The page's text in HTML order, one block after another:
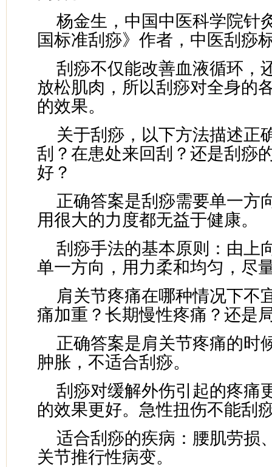
杨金生，中国中医科学院针
国标准刮痧》作者，中医刮痧
刮痧不仅能改善血液循环，
放松肌肉，所以刮痧对全身的
的效果。
关于刮痧，以下方法描述正
刮？在患处来回刮？还是刮痧
好？
正确答案是刮痧需要单一方
用很大的力度都无益于健康。
刮痧手法的基本原则：由上
单一方向，用力柔和均匀，尽
肩关节疼痛在哪种情况下不
痛加重？长期慢性疼痛？还是
正确答案是肩关节疼痛的时
肿胀，不适合刮痧。
刮痧对缓解外伤引起的疼痛
的效果更好。急性扭伤不能刮
适合刮痧的疾病：腰肌劳损
关节推行性病变。